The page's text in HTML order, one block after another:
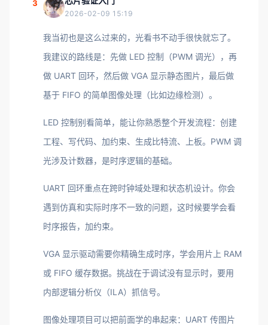
3
2026-02-09 15:19
我当初也是这么过来的，光看书不动手很快就忘了。
我建议的路线是：先做 LED 控制（PWM 调光），再
做 UART 回环，然后做 VGA 显示静态图片，最后做
基于 FIFO 的简单图像处理（比如边缘检测）。
LED 控制别看简单，能让你熟悉整个开发流程：创建
工程、写代码、加约束、生成比特流、上板。PWM 调
光涉及计数器，是时序逻辑的基础。
UART 回环重点在跨时钟域处理和状态机设计。你会
遇到仿真和实际时序不一致的问题，这时候要学会看
时序报告，加约束。
VGA 显示驱动需要你精确生成时序，学会用片上 RAM
或 FIFO 缓存数据。挑战在于调试没有显示时，要用
内部逻辑分析仪（ILA）抓信号。
图像处理项目可以把前面学的串起来：UART 传图片